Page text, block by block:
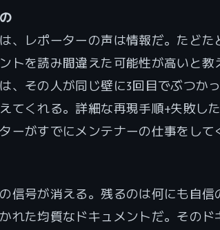
、レポーターの声は情報だ。たどた
トを読み間違えた可能性が高いと教
、その人が同じ壁に3回目でぶつか
てくれる。詳細な再現手順+失敗した
ーがすでにメンテナーの仕事をして
信号が消える。残るのは何にも自信
れた均質なドキュメントだ。そのド